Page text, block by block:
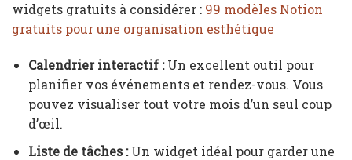
widgets gratuits à considérer : 99 modèles Notion
gratuits pour une organisation esthétique
Calendrier interactif :Un excellent outil pour
planifier vos événements et rendez-vous. Vous
pouvez visualiser tout votre mois d’un seul coup
d’œil.
Liste de tâches :Un widget idéal pour garder une